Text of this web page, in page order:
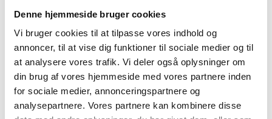
Denne hjemmeside bruger cookies
Vi bruger cookies til at tilpasse vores indhold og
annoncer, til at vise dig funktioner til sociale medier og til
at analysere vores trafik. Vi deler også oplysninger om
din brug af vores hjemmeside med vores partnere inden
for sociale medier, annonceringspartnere og
analysepartnere. Vores partnere kan kombinere disse